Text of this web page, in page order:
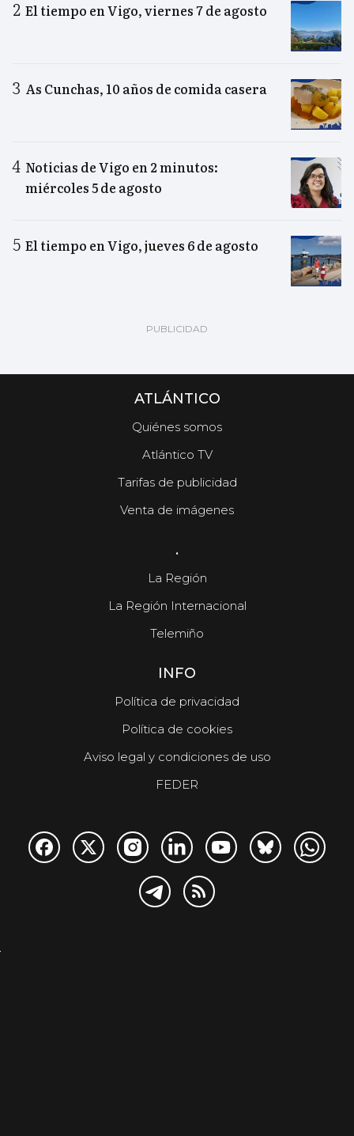
El tiempo en Vigo, viernes 7 de agosto
As Cunchas, 10 años de comida casera
Noticias de Vigo en 2 minutos:
miércoles 5 de agosto
El tiempo en Vigo, jueves 6 de agosto
ATLÁNTICO
Quiénes somos
Atlántico TV
Tarifas de publicidad
Venta de imágenes
.
La Región
La Región Internacional
Telemiño
INFO
Política de privacidad
Política de cookies
Aviso legal y condiciones de uso
FEDER